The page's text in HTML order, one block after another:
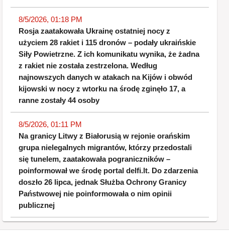
8/5/2026, 01:18 PM
Rosja zaatakowała Ukrainę ostatniej nocy z
użyciem 28 rakiet i 115 dronów – podały ukraińskie
Siły Powietrzne. Z ich komunikatu wynika, że żadna
z rakiet nie została zestrzelona. Według
najnowszych danych w atakach na Kijów i obwód
kijowski w nocy z wtorku na środę zginęło 17, a
ranne zostały 44 osoby
8/5/2026, 01:11 PM
Na granicy Litwy z Białorusią w rejonie orańskim
grupa nielegalnych migrantów, którzy przedostali
się tunelem, zaatakowała pograniczników –
poinformował we środę portal delfi.lt. Do zdarzenia
doszło 26 lipca, jednak Służba Ochrony Granicy
Państwowej nie poinformowała o nim opinii
publicznej